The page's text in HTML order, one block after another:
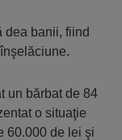
dea banii, fiind
un bărbat de 84
o situaţie
60.000 de lei şi